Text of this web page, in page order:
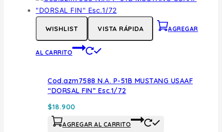
WISHLIST VISTA RÁPIDA AGREGAR
AL CARRITO
Cod.azm7588 N.A. P-51B MUSTANG USAAF
“DORSAL FIN” Esc.1/72
$18.900
AGREGAR AL CARRITO